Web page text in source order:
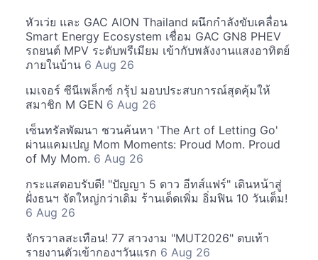
หัวเว่ย และ GAC AION Thailand ผนึกกำลังขับเคลื่อน
Smart Energy Ecosystem เชื่อม GAC GN8 PHEV
รถยนต์ MPV ระดับพรีเมียม เข้ากับพลังงานแสงอาทิตย์
ภายในบ้าน 6 Aug 26
เมเจอร์ ซีนีเพล็กซ์ กรุ้ป มอบประสบการณ์สุดคุ้มให้
สมาชิก M GEN 6 Aug 26
เซ็นทรัลพัฒนา ชวนค้นหา 'The Art of Letting Go'
ผ่านแคมเปญ Mom Moments: Proud Mom. Proud
of My Mom. 6 Aug 26
กระแสตอบรับดี! "ปัญญา 5 ดาว อีทส์แฟร์" เดินหน้าสู่
ฝั่งธนฯ จัดใหญ่กว่าเดิม ร้านเด็ดเพิ่ม อิ่มฟิน 10 วันเต็ม!
6 Aug 26
จักรวาลสะเทือน! 77 สาวงาม "MUT2026" ตบเท้า
รายงานตัวเข้ากองฯวันแรก 6 Aug 26